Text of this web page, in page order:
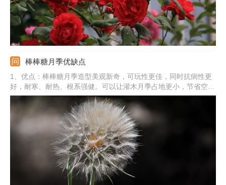
棒棒糖月季优缺点
1、优点：棒棒糖月季造型美观新奇，可玩性更佳，同时抗病性更
好，耐寒、耐热、根系强健。可以让灌木月季占地更小，节省空
间，还能打造花量巨大的效果，增加观赏性。2、缺点：制作难度
较高，对嫁接和修剪的技术有一定的要求。